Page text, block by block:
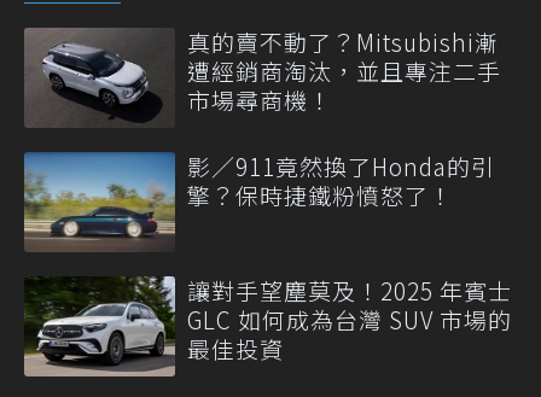
真的賣不動了？Mitsubishi漸
遭經銷商淘汰，並且專注二手
市場尋商機！
影／911竟然換了Honda的引
擎？保時捷鐵粉憤怒了！
讓對手望塵莫及！2025 年賓士
GLC 如何成為台灣 SUV 市場的
最佳投資